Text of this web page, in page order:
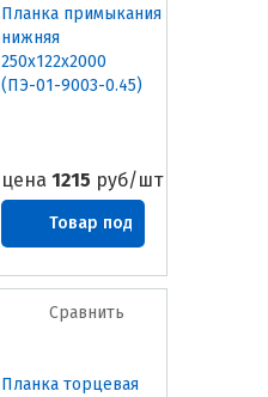
Планка примыкания
нижняя
250х122х2000
(ПЭ-01-9003-0.45)
цена 1215 руб/шт
Товар под
заказ
Сравнить
Планка торцевая